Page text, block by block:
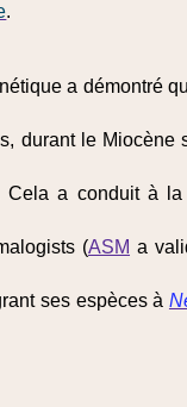
.
a démontré
durant le
Cela a conduit à la
(ASM a
ses espèces à